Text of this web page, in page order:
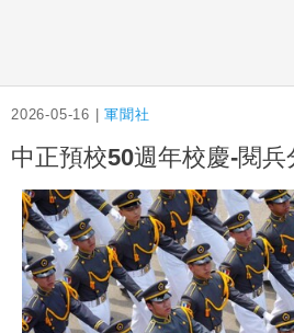
2026-05-16 |軍聞社
中正預校50週年校慶-閱兵